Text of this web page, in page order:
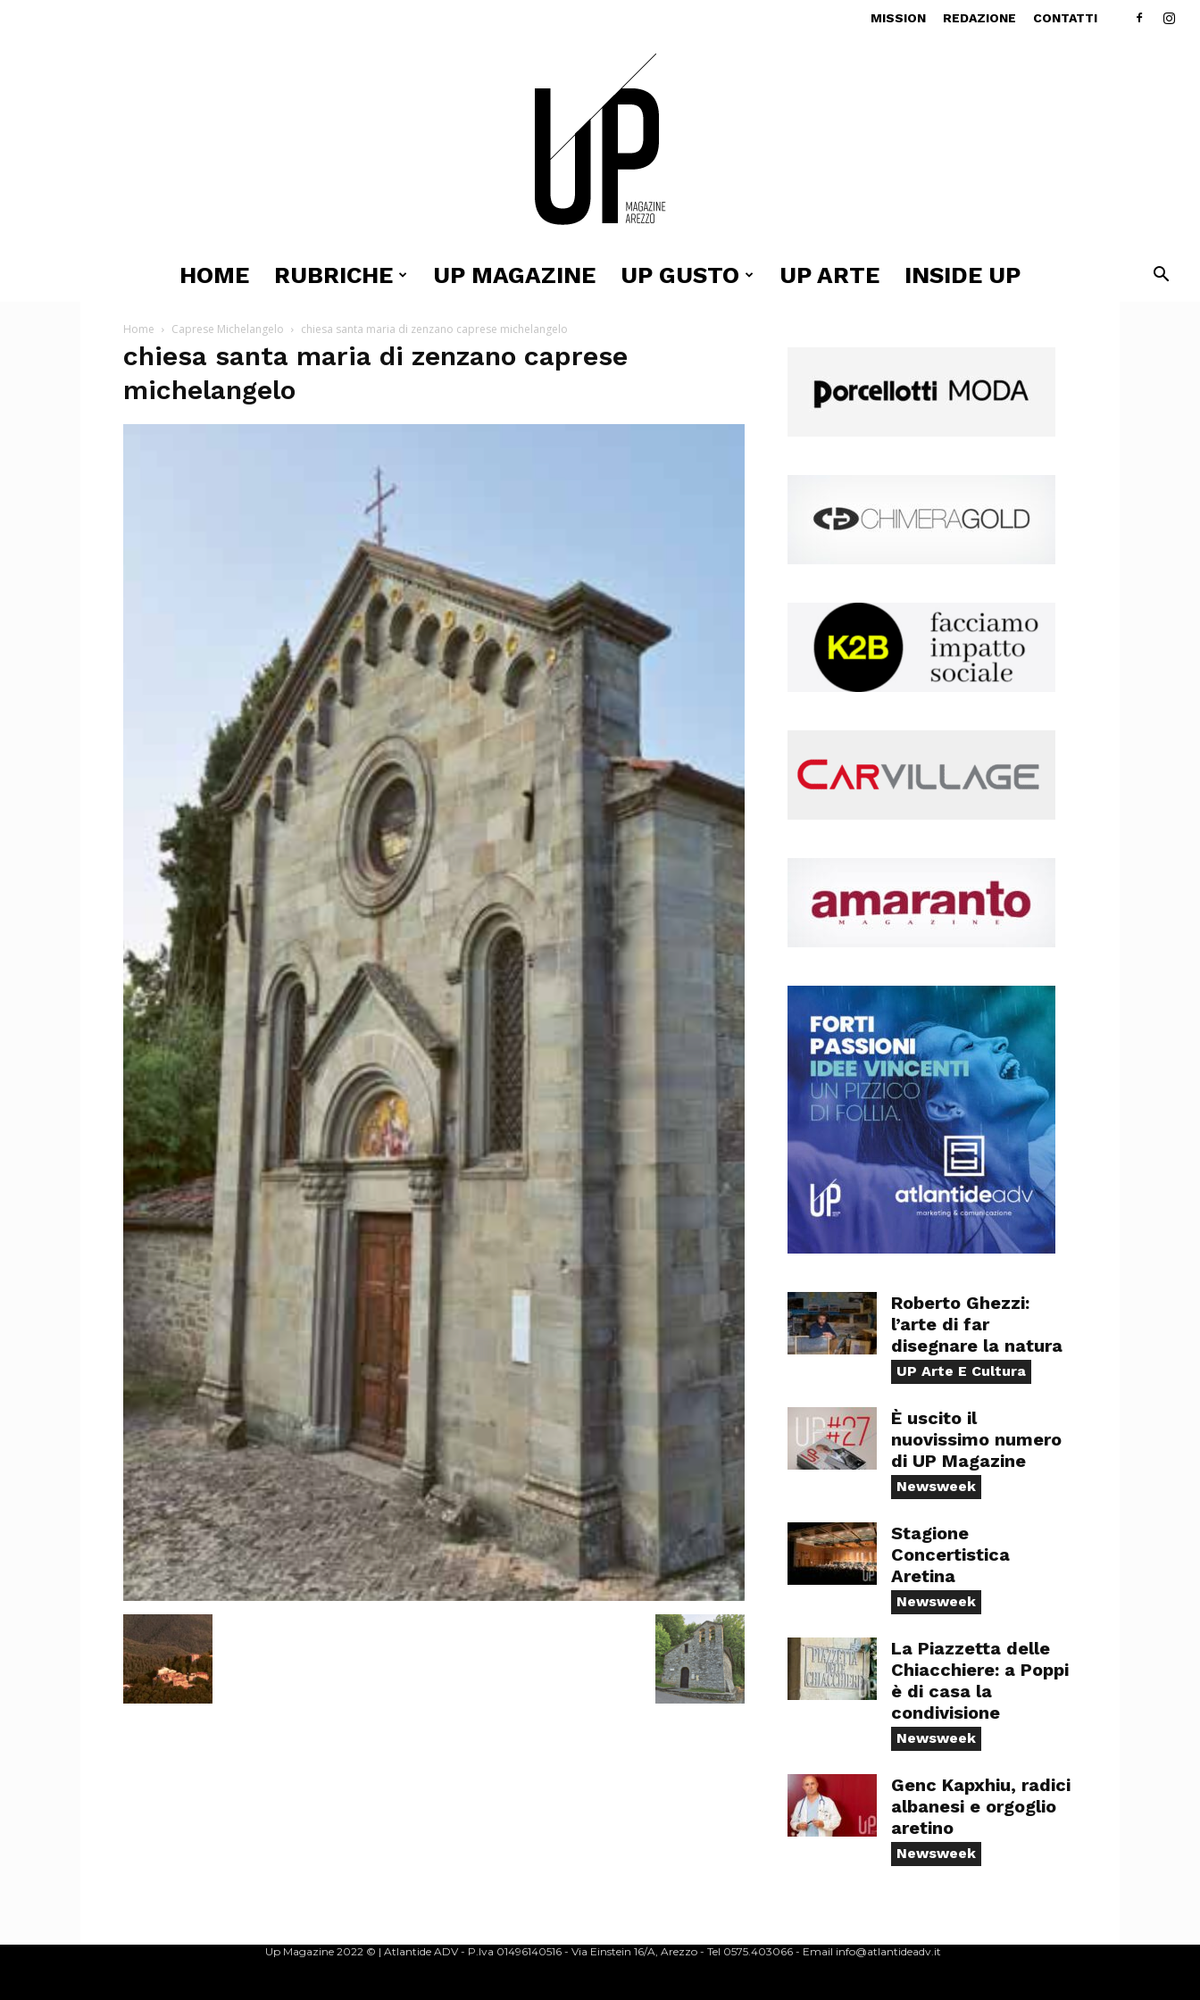
MISSION REDAZIONE CONTATTI
Magazine
HOME RUBRICHE UP MAGAZINE UP GUSTO UP ARTE INSIDE UP
Home Caprese Michelangelo chiesa santa maria di zenzano caprese michelangelo
chiesa santa maria di zenzano caprese
michelangelo
Roberto Ghezzi:
l’arte di far
disegnare la natura
UP Arte E Cultura
È uscito il
nuovissimo numero
di UP Magazine
Newsweek
Stagione
Concertistica
Aretina
Newsweek
La Piazzetta delle
Chiacchiere: a Poppi
è di casa la
condivisione
Newsweek
Genc Kapxhiu, radici
albanesi e orgoglio
aretino
Newsweek
Up Magazine 2022 © | Atlantide ADV - P.Iva 01496140516 - Via Einstein 16/A, Arezzo - Tel 0575.403066 - Email info@atlantideadv.it